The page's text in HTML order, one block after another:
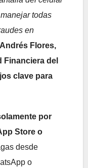
todas
en
Andrés Flores,
Financiera del
clave para
por
Store o
desde
o